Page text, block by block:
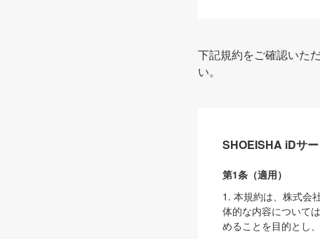
下記規約をご確認いた
い。
SHOEISHA iDサ
第1条（適用）
1. 本規約は、株式会
体的な内容について
めることを目的とし